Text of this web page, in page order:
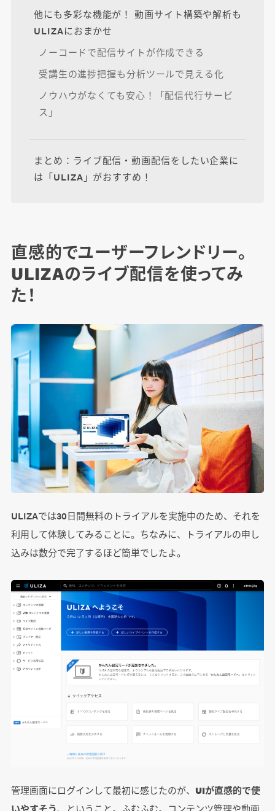
他にも多彩な機能が！ 動画サイト構築や解析も
ULIZAにおまかせ
ノーコードで配信サイトが作成できる
受講生の進捗把握も分析ツールで見える化
ノウハウがなくても安心！「配信代行サービ
ス」
まとめ：ライブ配信・動画配信をしたい企業に
は「ULIZA」がおすすめ！
直感的でユーザーフレンドリー。
ULIZAのライブ配信を使ってみ
た！
ULIZAでは30日間無料のトライアルを実施中のため、それを
利用して体験してみることに。ちなみに、トライアルの申し
込みは数分で完了するほど簡単でしたよ。
管理画面にログインして最初に感じたのが、 UIが直感的で使
いやすそう、ということ。ふむふむ。コンテンツ管理や動画